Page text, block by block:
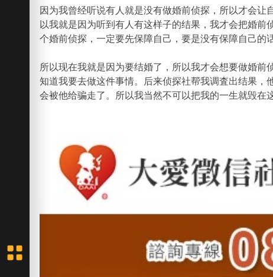
因为我曾经听说有人就是没有做婚前侦探，所以才会
以我就是因为听到有人有这样子的结果，我才会把婚
个婚前侦探，一定要先保障自己，要是没有保障自己的
所以现在我就是因为要结婚了，所以我才会想要做婚
知道我要去做这件事情。后来侦探社帮我调査出结果
会被他给骗走了。所以我当然不可以把我的一生就毁在